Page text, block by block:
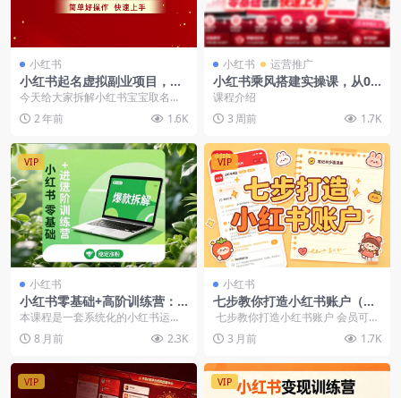
小红书
小红书起名虚拟副业项目，实
操单日暴力变现2000+，简单
好操作，快速上手
今天给大家拆解小红书宝宝取名这
个项目，只需要你能投入自己的时
间，外加按照我们团队...
2 年前 1.6K
小红书 运营推广
小红书乘风搭建实操课，从0
到1账号搭建爆款涨粉变现
课程介绍
3 周前
1.7K
VIP
小红书
小红书零基础+高阶训练营：
安全养号、爆款拆解、长效运
本课程是一套系统化的小红书运营
培训课程，分为基础与进阶两个阶
段，旨在手把手带领学...
8 月前 2.3K
VIP
小红书
七步教你打造小红书账户（PD
F教程）
七步教你打造小红书账户 会员可免
费获取全站资源，立即开通会员
3 月前 1.7K
VIP VIP